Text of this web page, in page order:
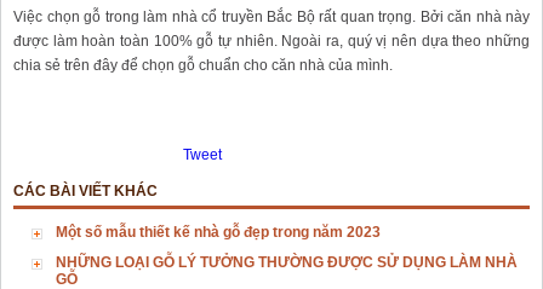
Việc chọn gỗ trong làm nhà cổ truyền Bắc Bộ rất quan trọng. Bởi căn nhà này
được làm hoàn toàn 100% gỗ tự nhiên. Ngoài ra, quý vị nên dựa theo những
chia sẻ trên đây để chọn gỗ chuẩn cho căn nhà của mình.
Tweet
CÁC BÀI VIẾT KHÁC
Một số mẫu thiết kế nhà gỗ đẹp trong năm 2023
NHỮNG LOẠI GỖ LÝ TƯỞNG THƯỜNG ĐƯỢC SỬ DỤNG LÀM NHÀ
GỖ